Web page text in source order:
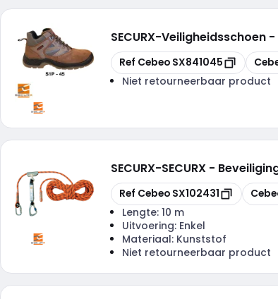
SECURX-Veiligheidsschoen -
Kopiëren
Ref Cebeo SX841045
Niet retourneerbaar product
SECURX-SECURX -
Kopiëren
Ref Cebeo SX102431
Lengte: 10 m
Uitvoering: Enkel
Materiaal: Kunststof
Niet retourneerbaar product